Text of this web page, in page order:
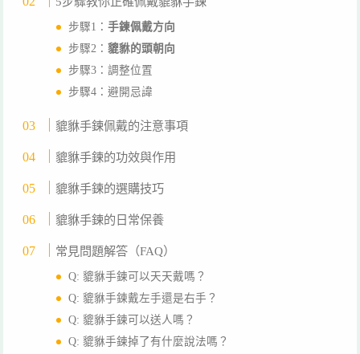
步驟1：手鍊佩戴方向
步驟2：貔貅的頭朝向
步驟3：調整位置
步驟4：避開忌諱
貔貅手鍊佩戴的注意事項
貔貅手鍊的功效與作用
貔貅手鍊的選購技巧
貔貅手鍊的日常保養
常見問題解答（FAQ）
Q: 貔貅手鍊可以天天戴嗎？
Q: 貔貅手鍊戴左手還是右手？
Q: 貔貅手鍊可以送人嗎？
Q: 貔貅手鍊掉了有什麼說法嗎？